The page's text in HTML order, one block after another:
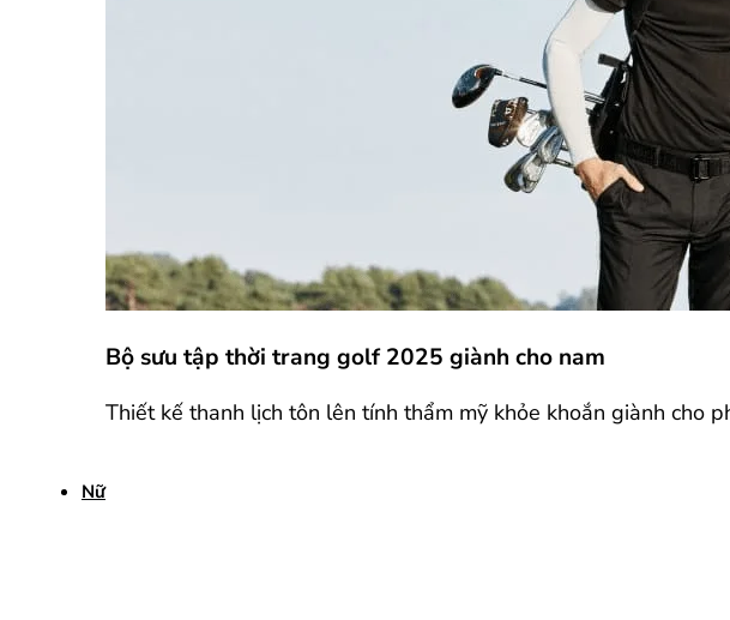
Bộ sưu tập thời trang golf 2025 giành cho nam
Thiết kế thanh lịch tôn lên tính thẩm mỹ khỏe khoắn giành cho
Nữ